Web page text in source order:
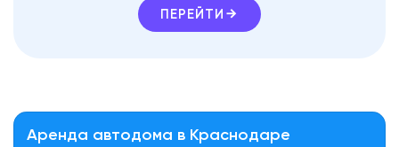
ПЕРЕЙТИ
Аренда автодома в Краснодаре